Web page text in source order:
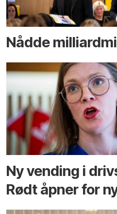
Nådde
Ny vending i
Rødt åpner for